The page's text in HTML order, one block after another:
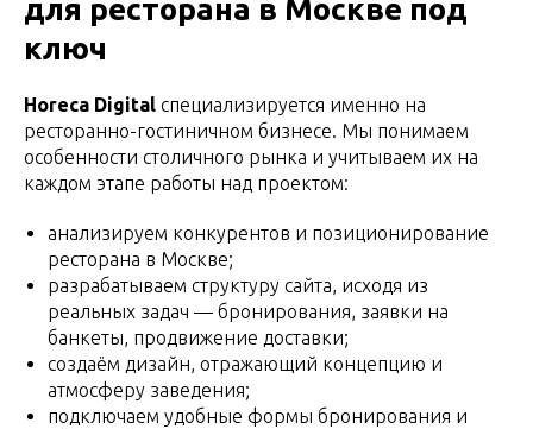
для ресторана в Москве под
ключ
Horeca Digital специализируется именно на
ресторанно-гостиничном бизнесе. Мы понимаем
особенности столичного рынка и учитываем их на
каждом этапе работы над проектом:
анализируем конкурентов и позиционирование
ресторана в Москве;
разрабатываем структуру сайта, исходя из
реальных задач — бронирования, заявки на
банкеты, продвижение доставки;
создаём дизайн, отражающий концепцию и
атмосферу заведения;
подключаем удобные формы бронирования и